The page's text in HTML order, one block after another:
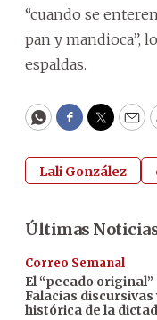
“cuando se
pan y mandioca”,
espaldas.
WhatsApp
Facebook
Lali González
Últimas
Correo Semanal
El “pecado
Falacias
histórica de la